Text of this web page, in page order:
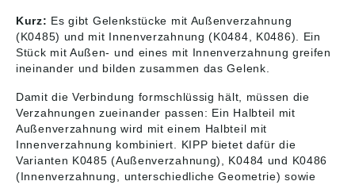
2023/998): Heinrich
Kipp Werk GmbH &
Co.KG, Heubergstr. 2,
72172 Sulz am
Neckar, Deutschland,
2023/998): Heinrich
Kipp Werk GmbH &
Co.KG, Heubergstr. 2,
72172 Sulz am
Neckar, Deutschland,
Kurz: Es gibt Gelenkstücke mit Außenverzahnung
(K0485) und mit Innenverzahnung (K0484, K0486). Ein
Stück mit Außen- und eines mit Innenverzahnung greifen
ineinander und bilden zusammen das Gelenk.
Damit die Verbindung formschlüssig hält, müssen die
Verzahnungen zueinander passen: Ein Halbteil mit
Außenverzahnung wird mit einem Halbteil mit
Innenverzahnung kombiniert. KIPP bietet dafür die
Varianten K0485 (Außenverzahnung), K0484 und K0486
(Innenverzahnung, unterschiedliche Geometrie) sowie